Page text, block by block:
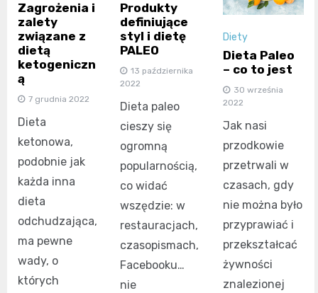
Zagrożenia i
zalety
związane z
dietą
ketogeniczn
ą
7 grudnia 2022
Dieta
ketonowa,
podobnie jak
każda inna
dieta
odchudzająca,
ma pewne
wady, o
których
Produkty
definiujące
styl i dietę
PALEO
13 października
2022
Dieta paleo
cieszy się
ogromną
popularnością,
co widać
wszędzie: w
restauracjach,
czasopismach,
Facebooku…
nie
Diety
Dieta Paleo
– co to jest
30 września
2022
Jak nasi
przodkowie
przetrwali w
czasach, gdy
nie można było
przyprawiać i
przekształcać
żywności
znalezionej